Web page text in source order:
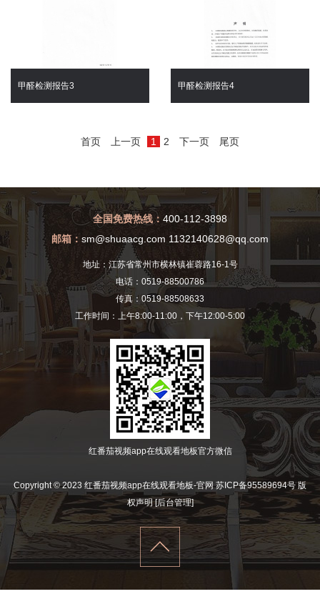
甲醛检测报告3 甲醛检测报告4
首页 上一页 1 2 下一页 尾页
全国免费热线： 400-112-3898
邮箱： sm@shuaacg.com 1132140628@qq.com
地址：江苏省常州市横林镇崔蓉路16-1号
电话：0519-88500786
传真：0519-88508633
工作时间：上午8:00-11:00，下午12:00-5:00
红番茄视频app在线观看地板官方微信
Copyright © 2023 红番茄视频app在线观看地板-官网苏ICP备95589694号 版
权声明 [后台管理]